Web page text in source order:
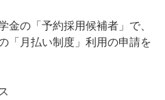
金の「予約採用候補者」で、
「月払い制度」利用の申請を